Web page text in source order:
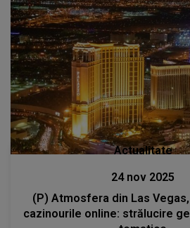
Actualitate
24 nov 2025
(P) Atmosfera din Las
cazinourile online: strălucire